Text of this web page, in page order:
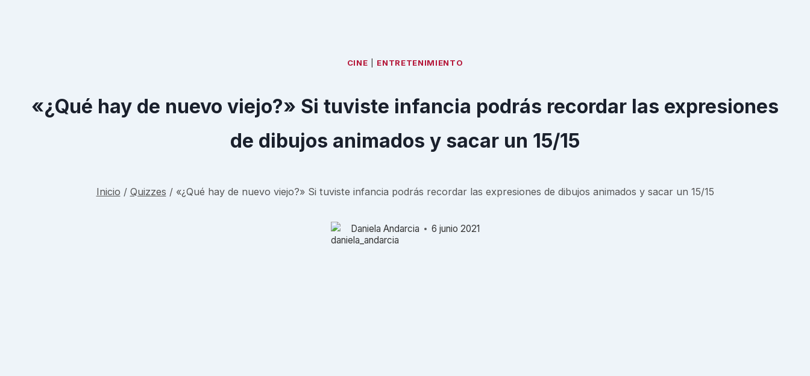
CINE ENTRETENIMIENTO
«¿Qué hay de nuevo viejo?» Si tuviste infancia podrás recordar las expresiones
de dibujos animados y sacar un 15/15
Inicio / Quizzes / «¿Qué hay de nuevo viejo?» Si tuviste infancia podrás recordar las expresiones de dibujos animados y sacar un 15/15
Daniela Andarcia 6 junio 2021